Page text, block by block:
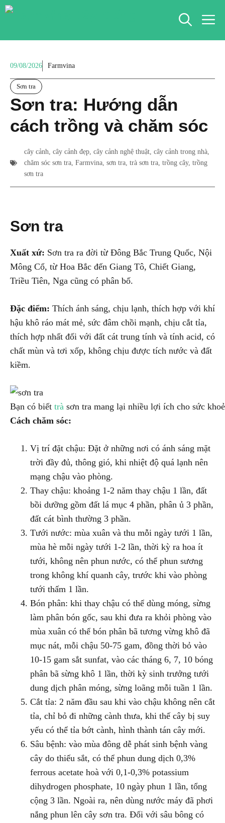
Chuyển
09/08/2026 Farmvina
Sơn tra
Sơn tra: Hướng dẫn
cách trồng và chăm sóc
cây cảnh, cây cảnh đẹp, cây cảnh nghệ thuật, cây cảnh trong nhà,
chăm sóc sơn tra, Farmvina, sơn tra, trà sơn tra, trồng cây, trồng
sơn tra
Sơn tra
Xuất xứ: Sơn tra ra đời từ Đông Bắc Trung Quốc, Nội
Mông Cổ, từ Hoa Bắc đến Giang Tô, Chiết Giang,
Triều Tiên, Nga cũng có phân bố.
Đặc điểm: Thích ánh sáng, chịu lạnh, thích hợp với khí
hậu khô ráo mát mẻ, sức đâm chồi mạnh, chịu cắt tỉa,
thích hợp nhất đối với đất cát trung tính và tính acid, có
chất mùn và tơi xốp, không chịu được tích nước và đất
kiềm.
Bạn có biết trà sơn tra mang lại nhiều lợi ích cho sức
Cách chăm sóc:
Vị trí đặt chậu: Đặt ở những nơi có ánh sáng mặt
trời đầy đủ, thông gió, khi nhiệt độ quá lạnh nên
mạng chậu vào phòng.
Thay chậu: khoảng 1-2 năm thay chậu 1 lần, đất
bồi dưỡng gồm đất lá mục 4 phần, phân ủ 3 phần,
đất cát bình thường 3 phần.
Tưới nước: mùa xuân và thu mỗi ngày tưới 1 lần,
mùa hè mỗi ngày tưới 1-2 lần, thời kỳ ra hoa ít
tưới, không nên phun nước, có thể phun sương
trong không khí quanh cây, trước khi vào phòng
tưới thấm 1 lần.
Bón phân: khi thay chậu có thể dùng móng, sừng
làm phân bón gốc, sau khi đưa ra khỏi phòng vào
mùa xuân có thể bón phân bã tương vừng khô đã
mục nát, mỗi chậu 50-75 gam, đồng thời bỏ vào
10-15 gam sắt sunfat, vào các tháng 6, 7, 10 bóng
phân bã sừng khô 1 lần, thời kỳ sinh trưởng tưới
dung dịch phân móng, sừng loãng mỗi tuần 1 lần.
Cắt tỉa: 2 năm đầu sau khi vào chậu không nên cắt
tỉa, chỉ bỏ đi những cành thưa, khi thế cây bị suy
yếu có thể tỉa bớt cành, hình thành tán cây mới.
Sâu bệnh: vào mùa đông dễ phát sinh bệnh vàng
cây do thiếu sắt, có thể phun dung dịch 0,3%
ferrous acetate hoà với 0,1-0,3% potassium
dihydrogen phosphate, 10 ngày phun 1 lần, tổng
cộng 3 lần. Ngoài ra, nên dùng nước máy đã phơi
nắng phun lên cây sơn tra. Đối với sâu bông có